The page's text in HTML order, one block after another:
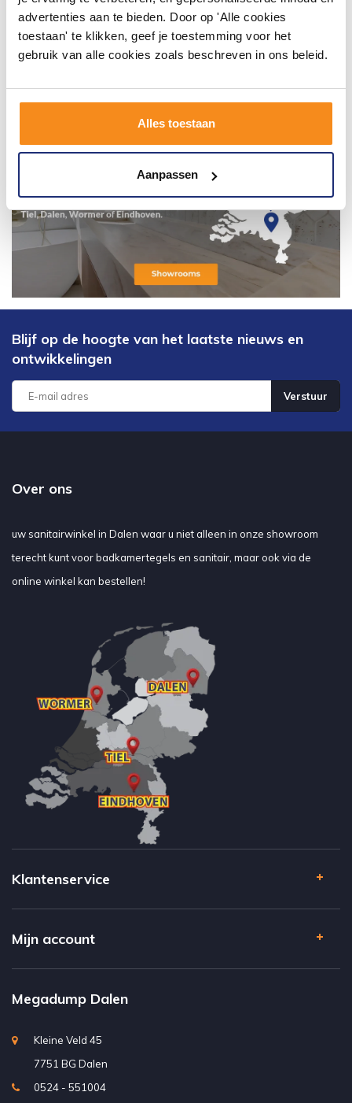
advertenties aan te bieden. Door op 'Alle cookies
toestaan' te klikken, geef je toestemming voor het
gebruik van alle cookies zoals beschreven in ons beleid.
Alles toestaan
Aanpassen
Blijf op de hoogte van het laatste nieuws en
ontwikkelingen
Verstuur
Over ons
uw sanitairwinkel in Dalen waar u niet alleen in onze showroom
terecht kunt voor badkamertegels en sanitair, maar ook via de
online winkel kan bestellen!
Klantenservice
Mijn account
Megadump Dalen
Kleine Veld 45
7751 BG Dalen
0524 - 551004